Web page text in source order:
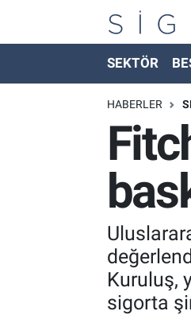
SEKTÖR
HABERLER
Kuruluş,
sigorta
Nöbetçi Eczaneler
Hava Durumu
Namaz Vakitleri
Trafik Durumu
Süper Lig Puan Durumu
Tüm Manşetler
Son Dakika Haberleri